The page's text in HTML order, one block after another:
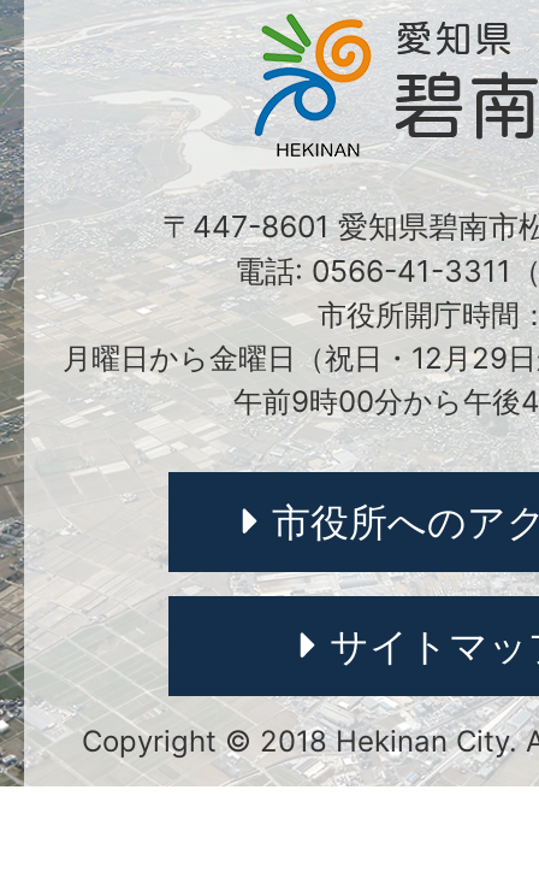
〒447-8601 愛知県碧南市
電話: 0566-41-3311
市役所開庁時間
月曜日から金曜日（祝日・12月29
午前9時00分から午後
市役所へのア
サイトマッ
Copyright © 2018 Hekinan City.